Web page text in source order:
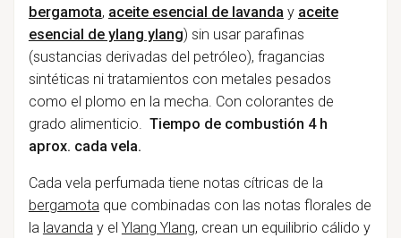
bergamota, aceite esencial de lavanda y aceite
esencial de ylang ylang) sin usar parafinas
(sustancias derivadas del petróleo), fragancias
sintéticas ni tratamientos con metales pesados
como el plomo en la mecha. Con colorantes de
grado alimenticio. Tiempo de combustión 4 h
aprox. cada vela.
Cada vela perfumada tiene notas cítricas de la
bergamotaque combinadas con las notas florales de
la lavanday el Ylang Ylang, crean un equilibrio cálido y